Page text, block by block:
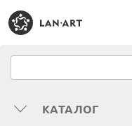
КАТАЛОГ